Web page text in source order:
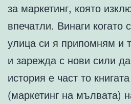
за маркетинг, която
впечатли. Винаги когато
улица си я припомням и
и зарежда с нови сили
история е част то
(маркетинг на